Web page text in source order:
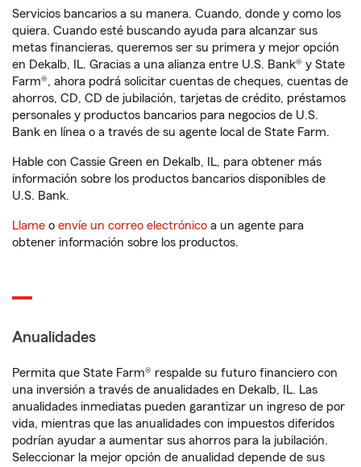
Servicios bancarios a su manera. Cuando, donde y como los
quiera. Cuando esté buscando ayuda para alcanzar sus
metas financieras, queremos ser su primera y mejor opción
en Dekalb, IL. Gracias a una alianza entre U.S. Bank® y State
Farm®, ahora podrá solicitar cuentas de cheques, cuentas de
ahorros, CD, CD de jubilación, tarjetas de crédito, préstamos
personales y productos bancarios para negocios de U.S.
Bank en línea o a través de su agente local de State Farm.
Hable con Cassie Green en Dekalb, IL, para obtener más
información sobre los productos bancarios disponibles de
U.S. Bank.
Llame o envíe un correo electrónico a un agente para
obtener información sobre los productos.
Anualidades
Permita que State Farm® respalde su futuro financiero con
una inversión a través de anualidades en Dekalb, IL. Las
anualidades inmediatas pueden garantizar un ingreso de por
vida, mientras que las anualidades con impuestos diferidos
podrían ayudar a aumentar sus ahorros para la jubilación.
Seleccionar la mejor opción de anualidad depende de sus